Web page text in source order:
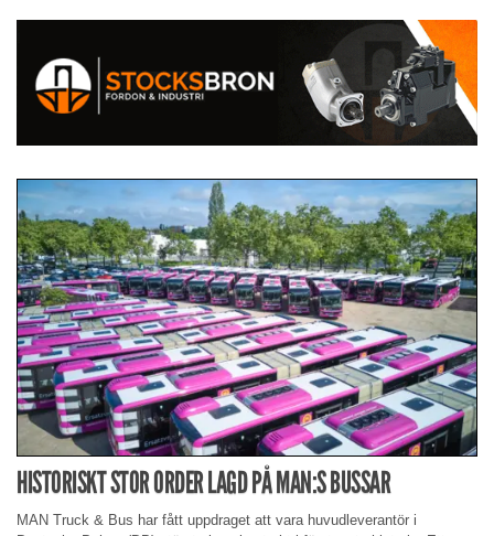
HISTORISKT STOR ORDER LAGD PÅ MAN:S BUSSAR
MAN Truck & Bus har fått uppdraget att vara huvudleverantör i